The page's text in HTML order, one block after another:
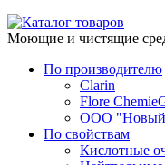
Моющие и чистящие
По производителю
Clarin
Flore
ООО "Новый
По свойствам
Кислотные